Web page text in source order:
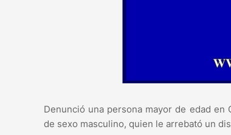
Denunció una persona mayor de edad
de sexo masculino, quien le arrebató un